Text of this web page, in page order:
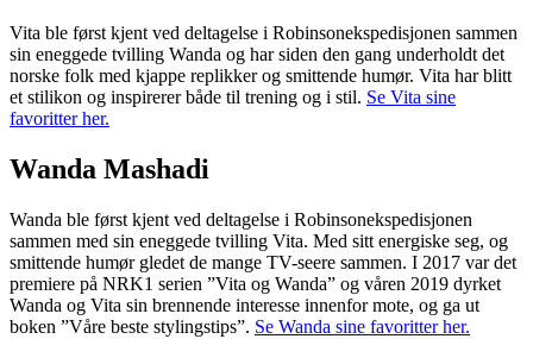
Vita ble først kjent ved deltagelse i Robinsonekspedisjonen sammen
sin eneggede tvilling Wanda og har siden den gang underholdt det
norske folk med kjappe replikker og smittende humør. Vita har blitt
et stilikon og inspirerer både til trening og i stil. Se Vita sine
favoritter her.
Wanda Mashadi
Wanda ble først kjent ved deltagelse i Robinsonekspedisjonen
sammen med sin eneggede tvilling Vita. Med sitt energiske seg, og
smittende humør gledet de mange TV-seere sammen. I 2017 var det
premiere på NRK1 serien ”Vita og Wanda” og våren 2019 dyrket
Wanda og Vita sin brennende interesse innenfor mote, og ga ut
boken ”Våre beste stylingstips”. Se Wanda sine favoritter her.